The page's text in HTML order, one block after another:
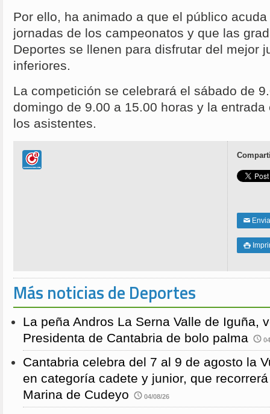
Por ello, ha animado a que el público
jornadas de los campeonatos y que las
Deportes se llenen para disfrutar del mejor
inferiores.
La competición se celebrará el sábado de
domingo de 9.00 a 15.00 horas y la
los asistentes.
✉

Más noticias de Deportes
La peña Andros La Serna Valle de Iguña,
Presidenta de Cantabria de bolo palma
Cantabria celebra del 7 al 9 de agosto la
en categoría cadete y junior, que
Marina de Cudeyo
04/08/26